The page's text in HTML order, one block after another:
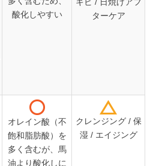
酸化しやすい
キビ / 日焼けアフ
ターケア
オレイン酸（不
飽和脂肪酸）を
多く含むが、馬
油より酸化しに
クレンジング / 保
湿 / エイジング